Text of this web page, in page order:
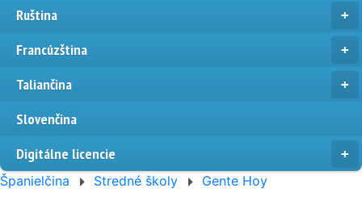
Ruština
Francúzština
Taliančina
Slovenčina
Digitálne licencie
Španielčina Stredné školy Gente Hoy